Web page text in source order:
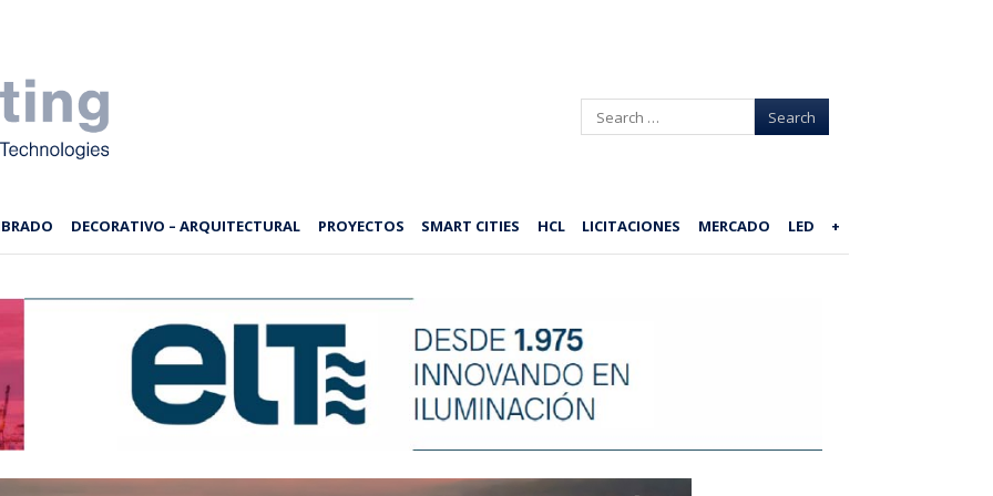
Search
DECORATIVO – ARQUITECTURAL PROYECTOS SMART CITIES HCL LICITACIONES MERCADO LED +